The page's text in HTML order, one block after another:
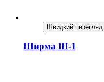
Швидкий перегляд
Ширма Ш-1